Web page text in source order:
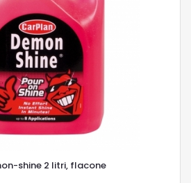
shine 2 litri, flacone